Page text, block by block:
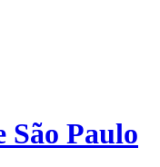
Paulo